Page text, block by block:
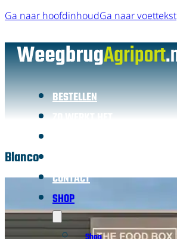
Ga naar hoofdinhoudGa naar voettekst
BESTELLEN
ZO WERKT HET
CONTACT
SHOP
Blanco